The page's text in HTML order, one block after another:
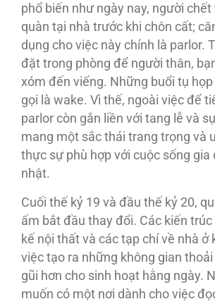
phổ biến như ngày nay, người
quàn tại nhà trước khi chôn cất;
dụng cho việc này chính là parlor.
đặt trong phòng để người thân,
xóm đến viếng. Những buổi tụ
gọi là wake. Vì thế, ngoài việc để
parlor còn gắn liền với tang lễ và
mang một sắc thái trang trọng và
thực sự phù hợp với cuộc sống gia
nhật.
Cuối thế kỷ 19 và đầu thế kỷ 20,
ấm bắt đầu thay đổi. Các kiến
kế nội thất và các tạp chí về nhà ở
việc tạo ra những không gian
gũi hơn cho sinh hoạt hằng ngày.
muốn có một nơi dành cho việc